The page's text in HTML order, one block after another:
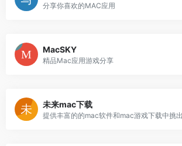
分享你喜欢的MAC应用
MacSKY
精品Mac应用游戏分享
未来mac下载